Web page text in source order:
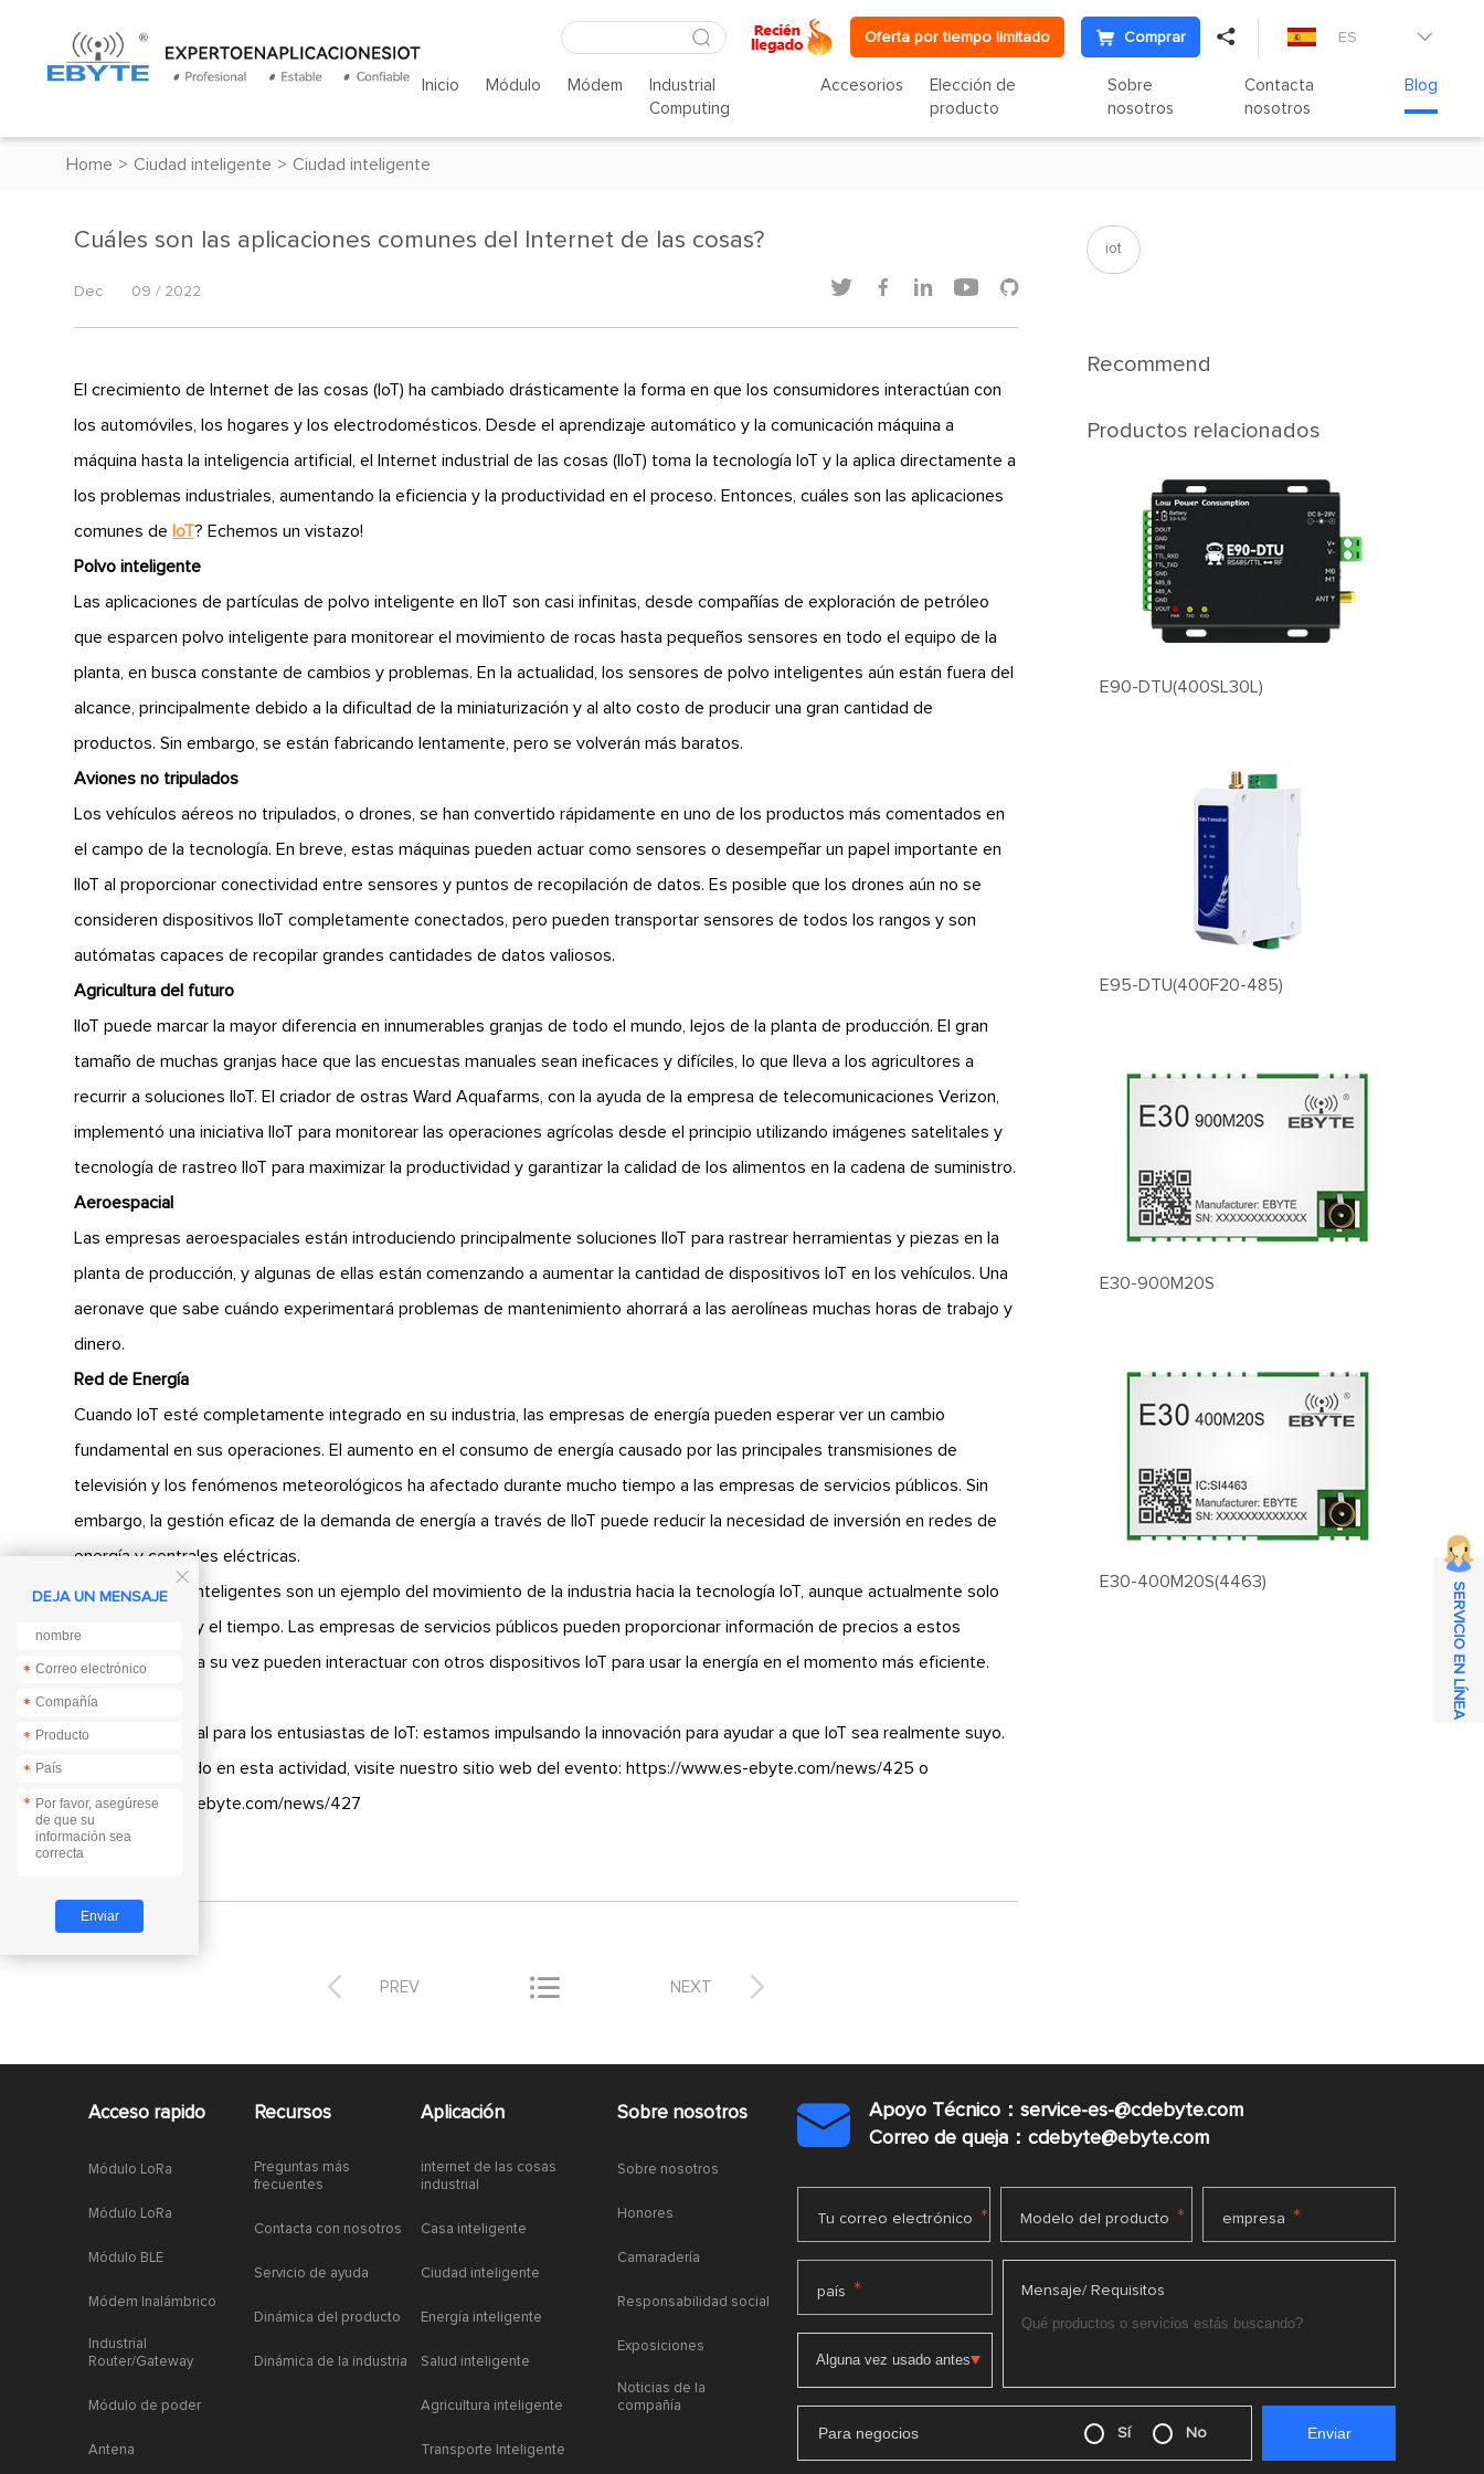
Oferta por tiempo limitado Comprar  ES 
Inicio Módulo Módem
Industrial
Computing
Accesorios
Elección de
producto
Sobre
nosotros
Contacta
nosotros
Blog
Home > Ciudad inteligente > Ciudad inteligente
Cuáles son las aplicaciones comunes del Internet de las cosas?
Dec 09 / 2022     
El crecimiento de Internet de las cosas (IoT) ha cambiado drásticamente la forma en que los consumidores interactúan con
los automóviles, los hogares y los electrodomésticos. Desde el aprendizaje automático y la comunicación máquina a
máquina hasta la inteligencia artificial, el Internet industrial de las cosas (IIoT) toma la tecnología IoT y la aplica directamente a
los problemas industriales, aumentando la eficiencia y la productividad en el proceso. Entonces, cuáles son las aplicaciones
comunes de IoT? Echemos un vistazo!
Polvo inteligente
Las aplicaciones de partículas de polvo inteligente en IIoT son casi infinitas, desde compañías de exploración de petróleo
que esparcen polvo inteligente para monitorear el movimiento de rocas hasta pequeños sensores en todo el equipo de la
planta, en busca constante de cambios y problemas. En la actualidad, los sensores de polvo inteligentes aún están fuera del
alcance, principalmente debido a la dificultad de la miniaturización y al alto costo de producir una gran cantidad de
productos. Sin embargo, se están fabricando lentamente, pero se volverán más baratos.
Aviones no tripulados
Los vehículos aéreos no tripulados, o drones, se han convertido rápidamente en uno de los productos más comentados en
el campo de la tecnología. En breve, estas máquinas pueden actuar como sensores o desempeñar un papel importante en
IIoT al proporcionar conectividad entre sensores y puntos de recopilación de datos. Es posible que los drones aún no se
consideren dispositivos IIoT completamente conectados, pero pueden transportar sensores de todos los rangos y son
autómatas capaces de recopilar grandes cantidades de datos valiosos.
Agricultura del futuro
IIoT puede marcar la mayor diferencia en innumerables granjas de todo el mundo, lejos de la planta de producción. El gran
tamaño de muchas granjas hace que las encuestas manuales sean ineficaces y difíciles, lo que lleva a los agricultores a
recurrir a soluciones IIoT. El criador de ostras Ward Aquafarms, con la ayuda de la empresa de telecomunicaciones Verizon,
implementó una iniciativa IIoT para monitorear las operaciones agrícolas desde el principio utilizando imágenes satelitales y
tecnología de rastreo IIoT para maximizar la productividad y garantizar la calidad de los alimentos en la cadena de suministro.
Aeroespacial
Las empresas aeroespaciales están introduciendo principalmente soluciones IIoT para rastrear herramientas y piezas en la
planta de producción, y algunas de ellas están comenzando a aumentar la cantidad de dispositivos IoT en los vehículos. Una
aeronave que sabe cuándo experimentará problemas de mantenimiento ahorrará a las aerolíneas muchas horas de trabajo y
dinero.
Red de Energía
Cuando IoT esté completamente integrado en su industria, las empresas de energía pueden esperar ver un cambio
fundamental en sus operaciones. El aumento en el consumo de energía causado por las principales transmisiones de
televisión y los fenómenos meteorológicos ha afectado durante mucho tiempo a las empresas de servicios públicos. Sin
embargo, la gestión eficaz de la demanda de energía a través de IIoT puede reducir la necesidad de inversión en redes de
energía y centrales eléctricas.
Los medidores inteligentes son un ejemplo del movimiento de la industria hacia la tecnología IoT, aunque actualmente solo
registran el uso y el tiempo. Las empresas de servicios públicos pueden proporcionar información de precios a estos
medidores, que a su vez pueden interactuar con otros dispositivos IoT para usar la energía en el momento más eficiente.
Alegría estacional para los entusiastas de IoT: estamos impulsando la innovación para ayudar a que IoT sea realmente suyo.
Si está interesado en esta actividad, visite nuestro sitio web del evento: https://www.es-ebyte.com/news/425 o
https://www.es-ebyte.com/news/427
 PREV  
NEXT
iot
Recommend
Productos relacionados
E90-DTU(400SL30L)
E95-DTU(400F20-485)
E30-900M20S
E30-400M20S(4463)
Acceso rapido
Módulo LoRa
Módulo LoRa
Módulo BLE
Módem Inalámbrico
Industrial
Router/Gateway
Módulo de poder
Antena
Recursos
Preguntas más
frecuentes
Contacta con nosotros
Servicio de ayuda
Dinámica del producto
Dinámica de la industria
Aplicación
internet de las cosas
industrial
Casa inteligente
Ciudad inteligente
Energía inteligente
Salud inteligente
Agricultura inteligente
Transporte Inteligente
Sobre nosotros
Sobre nosotros
Honores
Camaradería
Responsabilidad social
Exposiciones
Noticias de la
compañía

Apoyo Técnico：service-es-@cdebyte.com
Correo de queja：cdebyte@ebyte.com
Tu correo electrónico * Modelo del producto * empresa *
país * Mensaje/ Requisitos
Para negocios Sí No

DEJA UN MENSAJE
*
*
*
*
*
*
*
SERVICIO EN LÍNEA